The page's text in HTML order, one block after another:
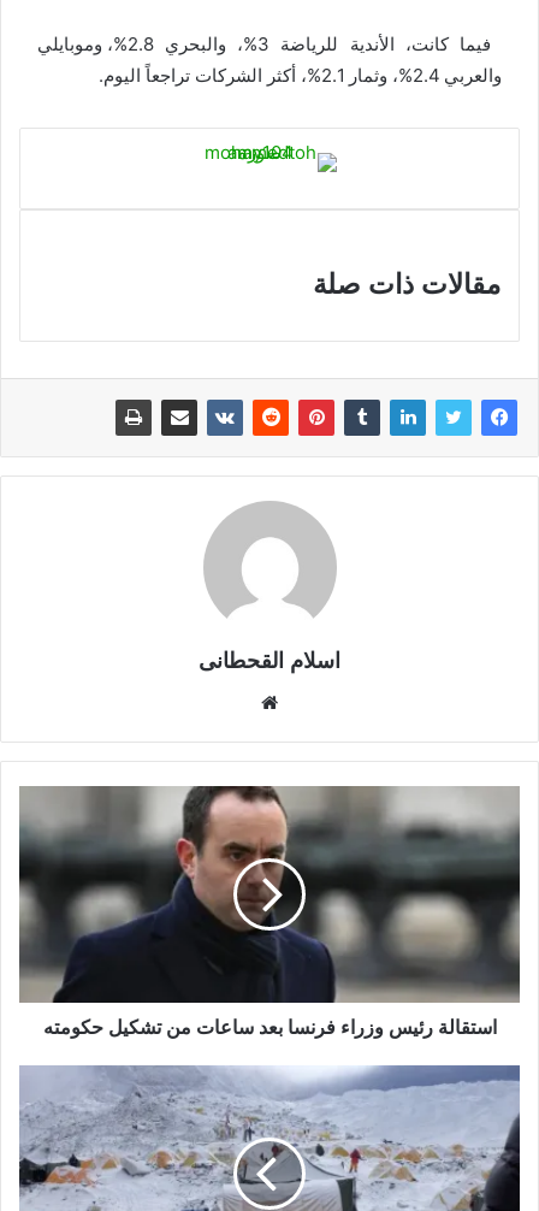
فيما كانت، الأندية للرياضة 3%، والبحري 2.8%، وموبايلي
والعربي 2.4%، وثمار 2.1%، أكثر الشركات تراجعاً اليوم.
مقالات ذات صلة
اسلام القحطانى
ق
ع
ا
ل
و
ي
ب
استقالة رئيس وزراء فرنسا بعد ساعات من تشكيل حكومته